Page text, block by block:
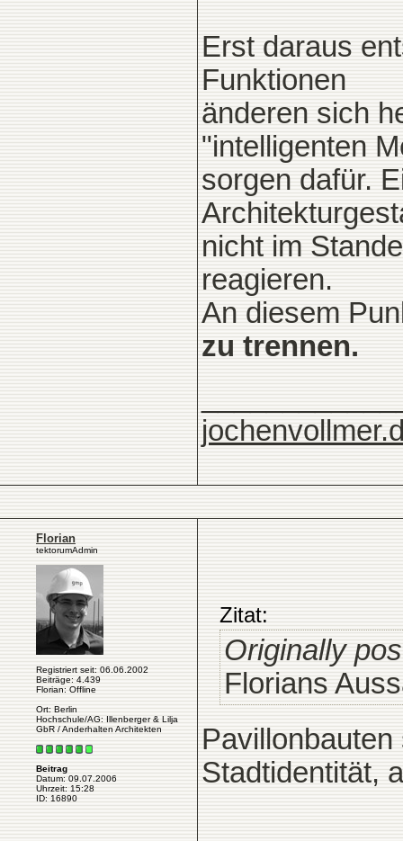
Erst daraus
Funktionen
änderen sich
"intelligenten
sorgen dafür.
nicht im
reagieren.
An diesem
zu trennen.
Florian
tektorumAdmin
Registriert seit: 06.06.2002
Beiträge: 4.439
Florian: Offline
Ort: Berlin
Hochschule/AG: Illenberger & Lilja
GbR / Anderhalten Architekten
Beitrag
Datum: 09.07.2006
Uhrzeit: 15:28
ID: 16890
Zitat:
Originally
Florians
Stadtidentität,